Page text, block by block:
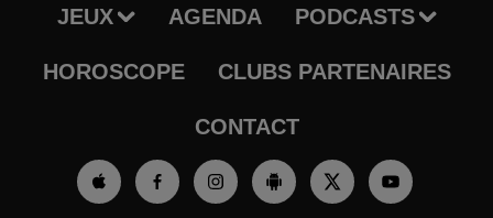
JEUX AGENDA PODCASTS
HOROSCOPE CLUBS PARTENAIRES
CONTACT